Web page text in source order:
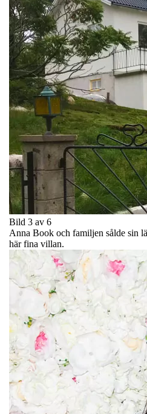
Bild 3 av 6
Anna Book och familjen sålde sin
här fina villan.